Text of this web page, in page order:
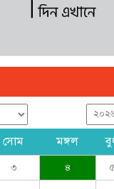
সোম মঙ্গল
৩ ৪ ৫